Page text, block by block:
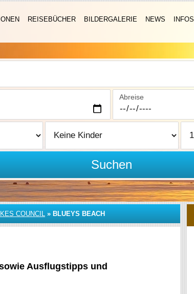
REISEBÜCHER BILDERGALERIE NEWS INFOS
Abreise
Suchen
COUNCIL » BLUEYS BEACH
Ausflugstipps und